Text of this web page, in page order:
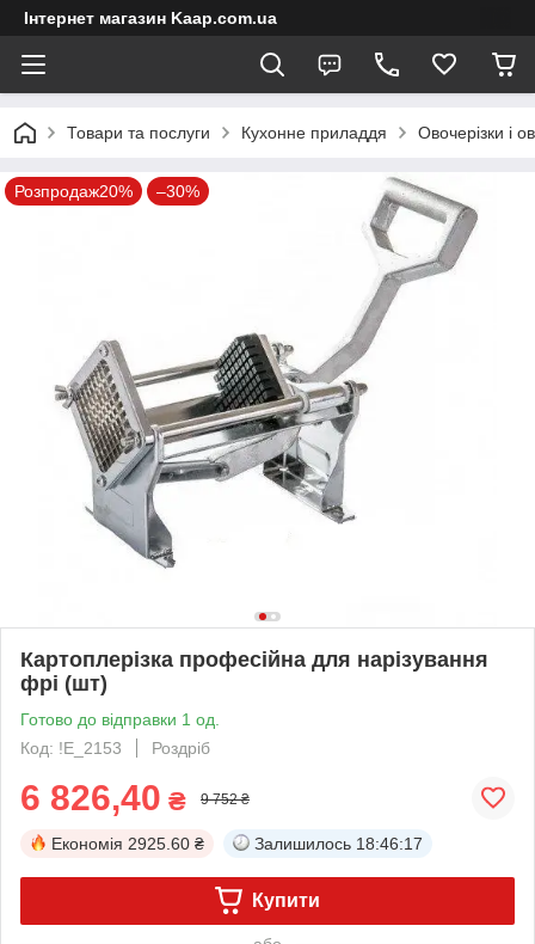
Інтернет магазин Kaap.com.ua
Товари та послуги Кухонне приладдя Овочерізки і
Розпродаж20% –30%
Картоплерізка професійна для нарізування
фрі (шт)
Готово до відправки 1 од.
Код: !Е_2153
Роздріб
6 826,40 ₴ 9 752 ₴
Економія 2925.60 ₴ Залишилось 18:46:17
Купити